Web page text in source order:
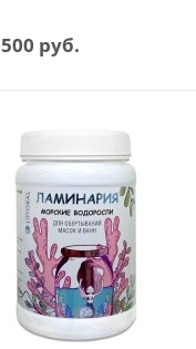
руб.